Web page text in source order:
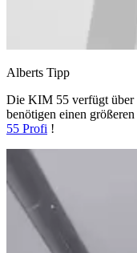
Alberts Tipp
Die KIM 55 verfügt über
benötigen einen
55 Profi !